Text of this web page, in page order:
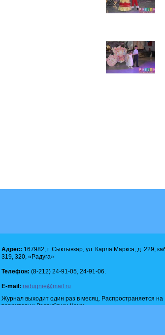
Адрес: 167982, г. Сыктывкар, ул. Карла Маркса, д. 229,
319, 320, «Радуга»
Телефон: (8-212) 24-91-05, 24-91-06.
E-mail: radugnie@mail.ru
Журнал выходит один раз в месяц. Распространяется на
территории Республики Коми.